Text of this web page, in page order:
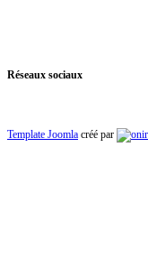
Réseaux sociaux
Template Joomla créé par